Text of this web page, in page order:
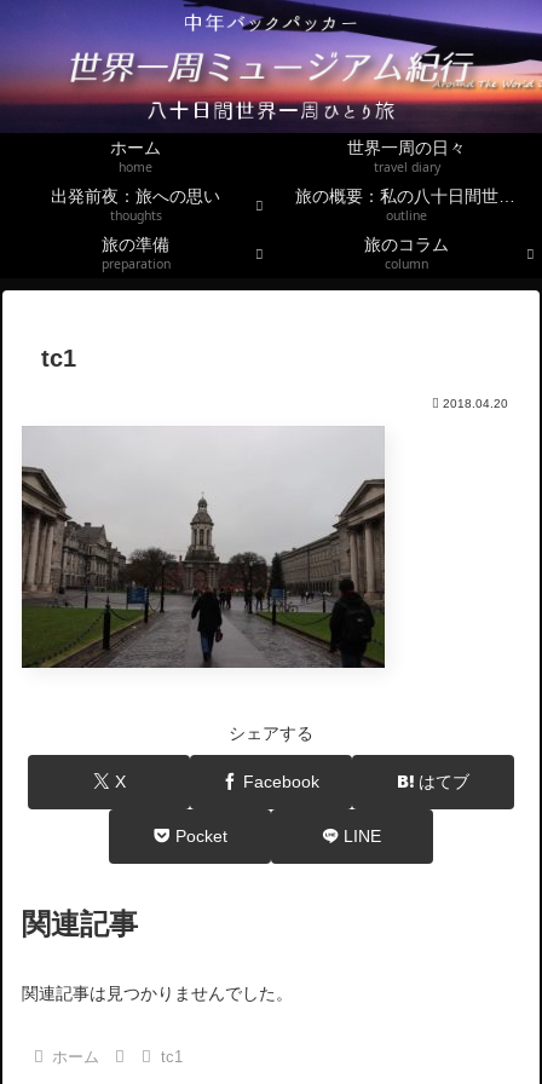
ホーム
home
世界一周の日々
travel diary
出発前夜：旅への思い
thoughts
旅の概要：私の八十日間世界一周
outline
旅の準備
preparation
旅のコラム
column
tc1
2018.04.20
シェアする
X Facebook はてブ
Pocket LINE
関連記事
関連記事は見つかりませんでした。
ホーム tc1